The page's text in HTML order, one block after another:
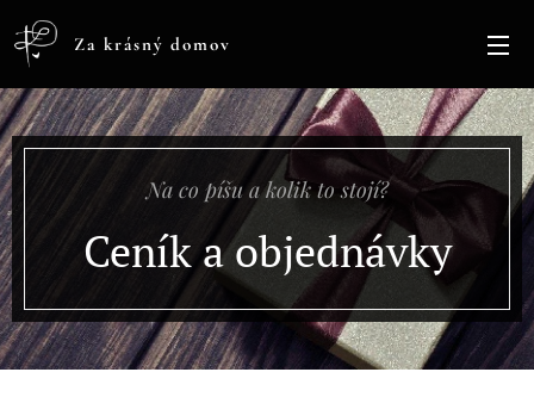
Za krásný domov
Na co píšu a kolik to stojí?
Ceník a objednávky